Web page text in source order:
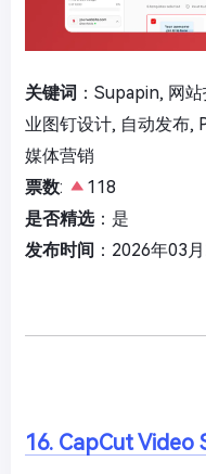
关键词 ：Supapin, 网
业图钉设计, 自动发布,
媒体营销
票数:
118
是否精选：是
发布时间 ：2026年03
16. CapCut Video